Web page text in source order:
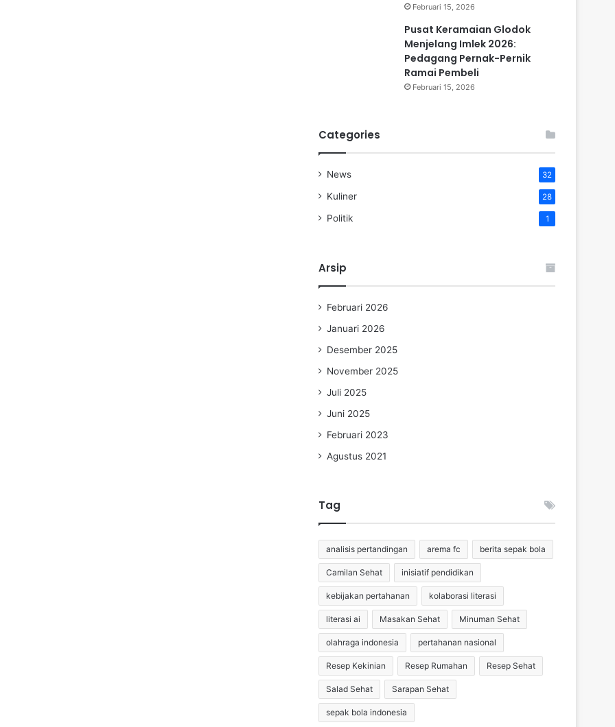
Februari 15, 2026
Pusat Keramaian Glodok
Menjelang Imlek 2026:
Pedagang Pernak-Pernik
Ramai Pembeli
Februari 15, 2026
Categories
News 32
Kuliner 28
Politik 1
Arsip
Februari 2026
Januari 2026
Desember 2025
November 2025
Juli 2025
Juni 2025
Februari 2023
Agustus 2021
Tag
analisis pertandingan arema fc berita sepak bola
Camilan Sehat inisiatif pendidikan
kebijakan pertahanan kolaborasi literasi
literasi ai Masakan Sehat Minuman Sehat
olahraga indonesia pertahanan nasional
Resep Kekinian Resep Rumahan Resep Sehat
Salad Sehat Sarapan Sehat
sepak bola indonesia